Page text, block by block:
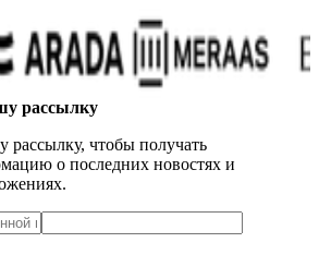
рассылку
чтобы получать
о последних новостях и